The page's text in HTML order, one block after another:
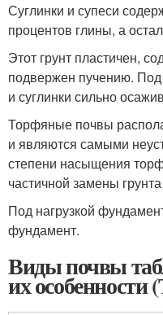
Суглинки и супеси
процентов глины, а
Этот грунт пластичен,
подвержен пучению.
и суглинки сильно
Торфяные почвы
и являются самыми
степени насыщения
частичной замены
Под нагрузкой
фундамент.
Виды почвы
их особенности